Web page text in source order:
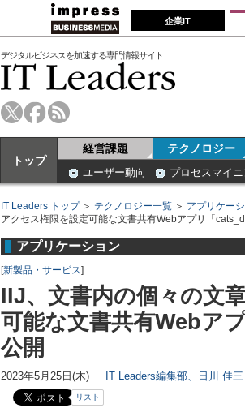
企業IT
デジタルビジネスを加速する専門情報サイト
トップ
経営課題 テクノロジー
ユーザー動向 プロセスマイ
IT Leaders トップ＞ テクノロジー一覧 ＞ アプリケー
アクセス権限を設定可能な文書共有Webアプリ「
アプリケーション
[新製品・サービス]
IIJ、文書内の個々の文
可能な文書共有Webア
公開
2023年5月25日(木) IT Leaders編集部、日川 佳三
リスト